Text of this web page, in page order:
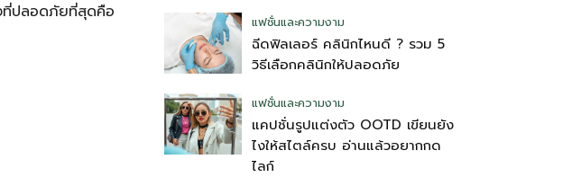
ที่ปลอดภัยที่สุดคือ
แฟชั่นและความงาม
ฉีดฟิลเลอร์ คลินิกไหนดี ? รวม 5
วิธีเลือกคลินิกให้ปลอดภัย
แฟชั่นและความงาม
แคปชั่นรูปแต่งตัว OOTD เขียนยัง
ไงให้สไตล์ครบ อ่านแล้วอยากกด
ไลก์